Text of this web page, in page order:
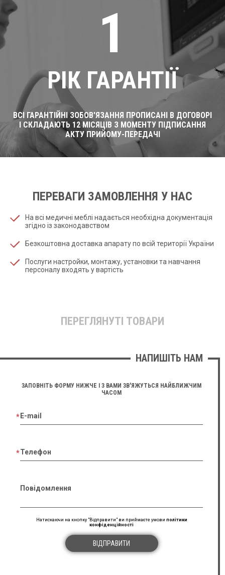
1
РІК ГАРАНТІЇ
ВСІ ГАРАНТІЙНІ ЗОБОВ'ЯЗАННЯ ПРОПИСАНІ В ДОГОВОРІ
І СКЛАДАЮТЬ 12 МІСЯЦІВ З МОМЕНТУ ПІДПИСАННЯ
АКТУ ПРИЙОМУ-ПЕРЕДАЧІ
ПЕРЕВАГИ ЗАМОВЛЕННЯ У НАС
На всі медичні меблі надається необхідна документація
згідно із законодавством
Безкоштовна доставка апарату по всій території України
Послуги настройки, монтажу, установки та навчання
персоналу входять у вартість
ПЕРЕГЛЯНУТІ ТОВАРИ
НАПИШІТЬ НАМ
ЗАПОВНІТЬ ФОРМУ НИЖЧЕ І З ВАМИ ЗВ'ЯЖУТЬСЯ НАЙБЛИЖЧИМ
ЧАСОМ
E-mail
Телефон
Повідомлення
Натискаючи на кнопку "Відправити" ви приймаєте умови політики
конфіденційності
ВІДПРАВИТИ